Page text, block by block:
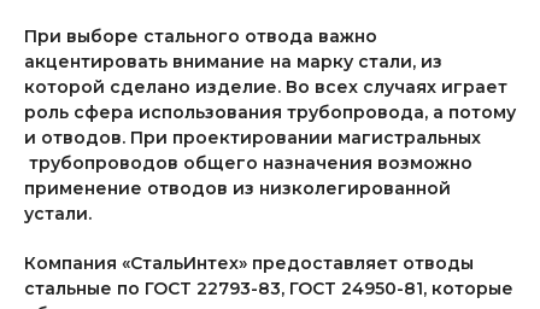
При выборе стального отвода важно
акцентировать внимание на марку стали, из
которой сделано изделие. Во всех случаях играет
роль сфера использования трубопровода, а потому
и отводов. При проектировании магистральных
трубопроводов общего назначения возможно
применение отводов из низколегированной
устали.
Компания «СтальИнтех» предоставляет отводы
стальные по ГОСТ 22793-83, ГОСТ 24950-81, которые